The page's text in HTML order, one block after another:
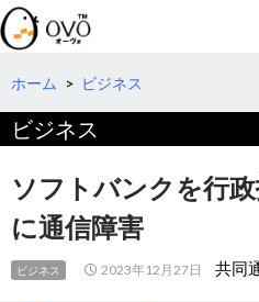
検
索
コ
テ
へ
ホーム > ビジネス
ビジネス
ソフトバンクを行
に通信障害
ビジネス 2023年12月27日 共同